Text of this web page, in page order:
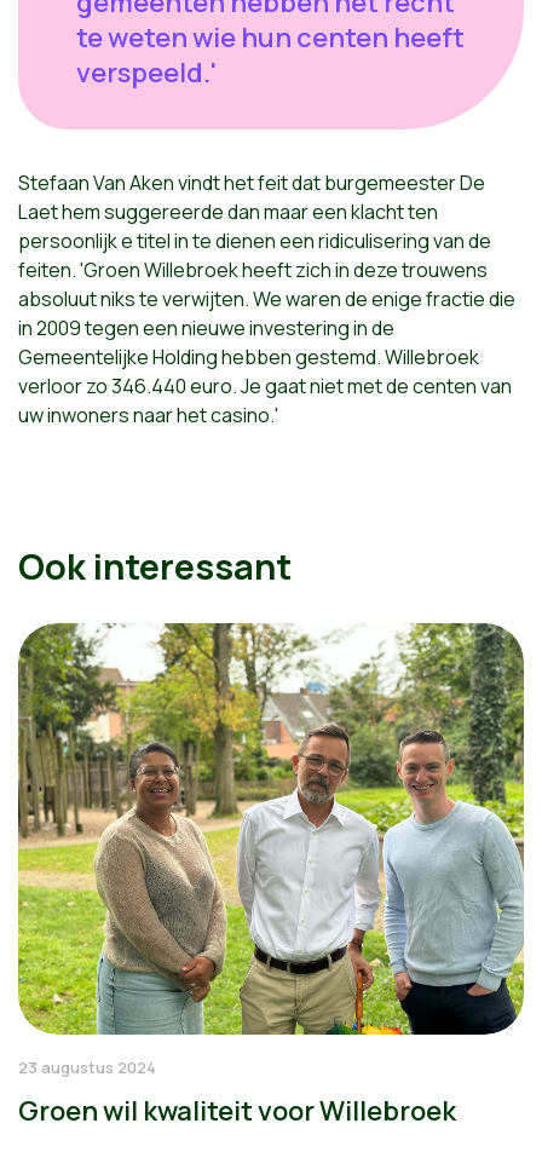
te weten wie hun centen heeft
verspeeld.'
Stefaan Van Aken vindt het feit dat burgemeester De
Laet hem suggereerde dan maar een klacht ten
persoonlijk e titel in te dienen een ridiculisering van de
feiten. 'Groen Willebroek heeft zich in deze trouwens
absoluut niks te verwijten. We waren de enige fractie die
in 2009 tegen een nieuwe investering in de
Gemeentelijke Holding hebben gestemd. Willebroek
verloor zo 346.440 euro. Je gaat niet met de centen van
uw inwoners naar het casino.'
Ook interessant
23 augustus 2024
Groen wil kwaliteit voor Willebroek